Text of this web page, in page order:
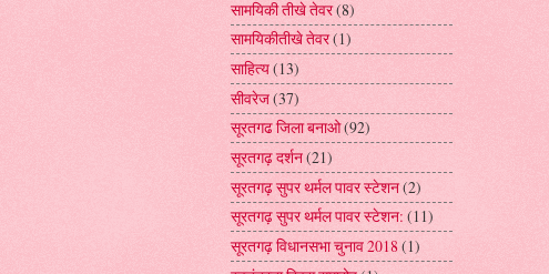
सामयिकी तीखे तेवर(8)
सामयिकीतीखे तेवर(1)
साहित्य(13)
सीवरेज(37)
सूरतगढ जिला बनाओ(92)
सूरतगढ़ दर्शन(21)
सूरतगढ़ सुपर थर्मल पावर स्टेशन(2)
सूरतगढ़ सुपर थर्मल पावर स्टेशन: (11)
सूरतगढ़ विधानसभा चुनाव 2018(1)